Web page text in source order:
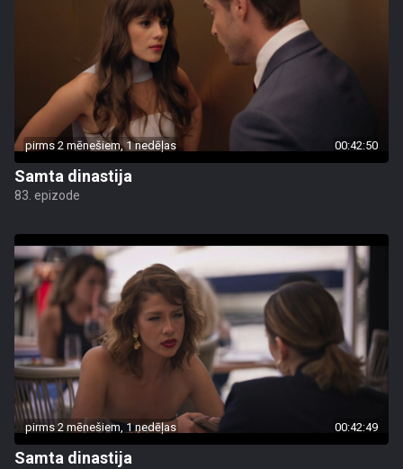
pirms 2 mēnešiem, 1 nedēļas 00:42:50
Samta dinastija
83. epizode
pirms 2 mēnešiem, 1 nedēļas 00:42:49
Samta dinastija